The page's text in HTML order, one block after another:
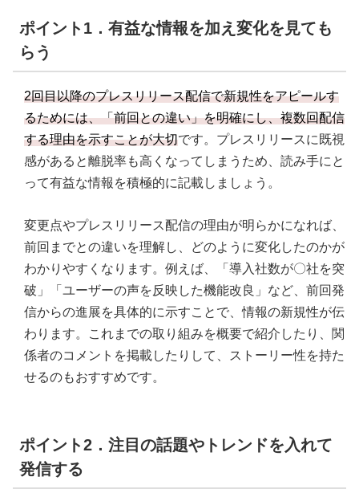
ポイント1．有益な情報を加え変化を見ても
らう
2回目以降のプレスリリース配信で新規性をアピールす
るためには、「前回との違い」を明確にし、複数回配信
する理由を示すことが大切です。プレスリリースに既視
感があると離脱率も高くなってしまうため、読み手にと
って有益な情報を積極的に記載しましょう。
変更点やプレスリリース配信の理由が明らかになれば、
前回までとの違いを理解し、どのように変化したのかが
わかりやすくなります。例えば、「導入社数が〇社を突
破」「ユーザーの声を反映した機能改良」など、前回発
信からの進展を具体的に示すことで、情報の新規性が伝
わります。これまでの取り組みを概要で紹介したり、関
係者のコメントを掲載したりして、ストーリー性を持た
せるのもおすすめです。
ポイント2．注目の話題やトレンドを入れて
発信する